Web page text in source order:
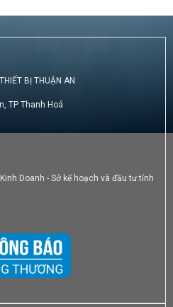
BỊ THUẬN AN
TP Thanh Hoá
Doanh - Sở kế hoạch và đầu tư tỉnh